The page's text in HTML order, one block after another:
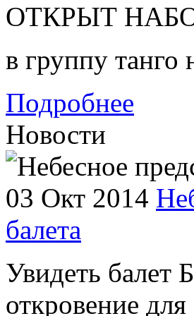
ОТКРЫТ
в группу танго
Подробнее
Новости
03 Окт 2014
балета
Увидеть балет
откровение